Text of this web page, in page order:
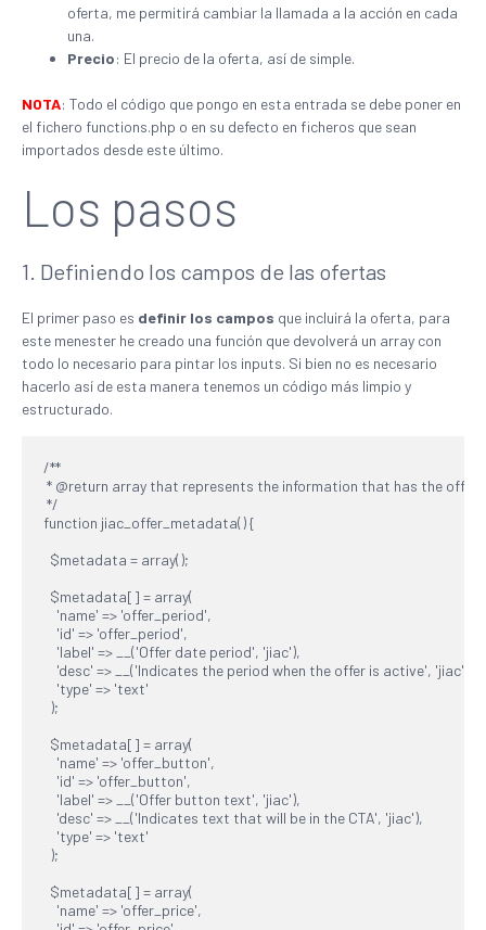
oferta, me permitirá cambiar la llamada a la acción en cada
una.
Precio: El precio de la oferta, así de simple.
NOTA: Todo el código que pongo en esta entrada se debe poner en
el fichero functions.php o en su defecto en ficheros que sean
importados desde este último.
Los pasos
1. Definiendo los campos de las ofertas
El primer paso es definir los campos que incluirá la oferta, para
este menester he creado una función que devolverá un array con
todo lo necesario para pintar los inputs. Si bien no es necesario
hacerlo así de esta manera tenemos un código más limpio y
estructurado.
/**
* @return array that represents the information that has the offer
*/
function jiac_offer_metadata() {
  $metadata = array();
  $metadata[] = array(
    'name' => 'offer_period',
    'id' => 'offer_period',
    'label' => __('Offer date period', 'jiac'),
    'desc' => __('Indicates the period when the offer is active', 'jiac'),
    'type' => 'text'
  );
  $metadata[] = array(
    'name' => 'offer_button',
    'id' => 'offer_button',
    'label' => __('Offer button text', 'jiac'),
    'desc' => __('Indicates text that will be in the CTA', 'jiac'),
    'type' => 'text'
  );
  $metadata[] = array(
    'name' => 'offer_price',